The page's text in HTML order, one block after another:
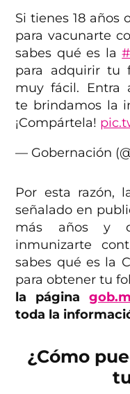
Si tienes 18 años
para vacunarte
sabes qué es la
para adquirir tu
muy fácil. Entra
te brindamos la
¡Compártela!
— Gobernación
Por esta razón,
señalado en
más años y
inmunizarte
sabes qué es la
para obtener tu
la página
toda la
¿Cómo